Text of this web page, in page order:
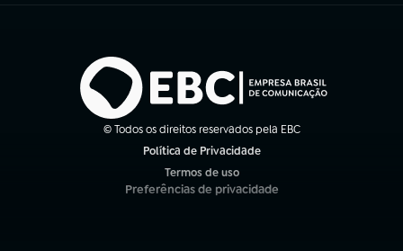
© Todos os direitos reservados pela EBC
Política de Privacidade
Termos de uso
(abre em nova aba)
Preferências de privacidade